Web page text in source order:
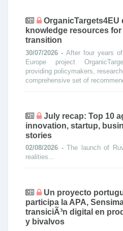
OrganicTargets4EU
knowledge resources
transition
30/07/2026 - After four years
Europe project
providing policymakers,
comprehensive set of
July recap: Top 10
innovation, startup,
stories
02/08/2026 - The launch of
realities...
Un proyecto
participa la APA,
transiciÃ³n digital en
y bivalvos